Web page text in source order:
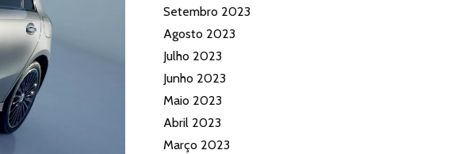
Setembro 2023
Agosto 2023
Julho 2023
Junho 2023
Maio 2023
Abril 2023
Março 2023